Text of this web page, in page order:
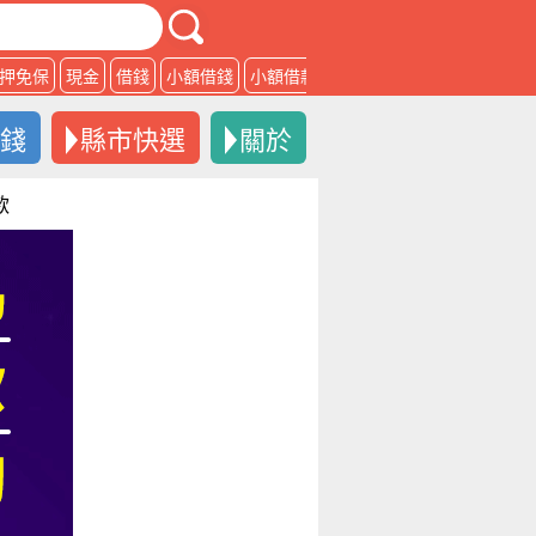
免保 現金 借錢 小額借錢 小額借款
縣市快選 關於